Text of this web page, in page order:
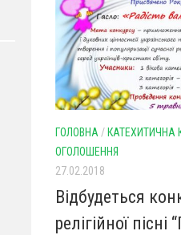
ГОЛОВНА / КАТЕХИТИЧНА
ОГОЛОШЕННЯ
27.02.2018
Відбудеться
релігійної пісні